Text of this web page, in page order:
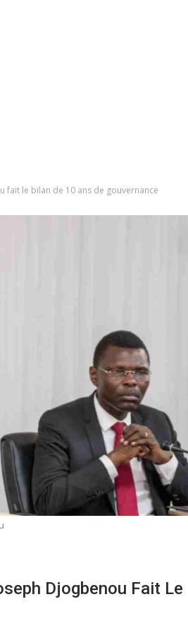
fait le bilan de 10 ans de gouvernance
Djogbenou Fait Le